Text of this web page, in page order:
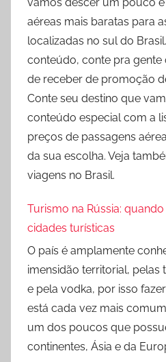
aéreas mais baratas para
localizadas no sul do
conteúdo, conte pra gente
de receber de promoção
Conte seu destino que
conteúdo especial com a
preços de passagens
da sua escolha. Veja
viagens no Brasil.
Turismo na Rússia:
cidades turísticas
O país é amplamente
imensidão territorial, pelas
e pela vodka, por isso
está cada vez mais
um dos poucos que
continentes, Ásia e da